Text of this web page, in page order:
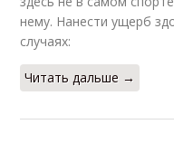
нему. Нанести ущерб
случаях:
Читать дальше →